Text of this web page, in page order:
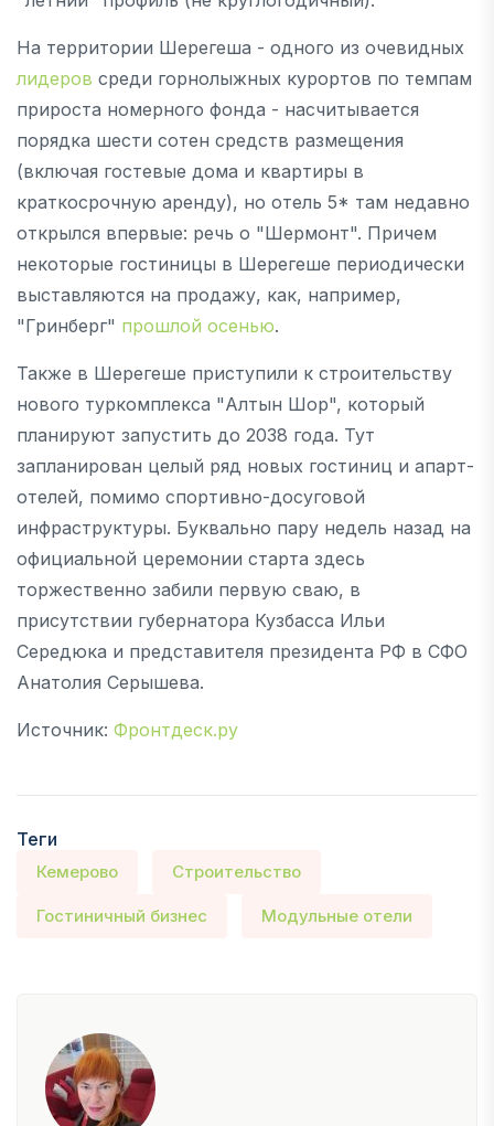
На территории Шерегеша - одного из очевидных
лидеров среди горнолыжных курортов по темпам
прироста номерного фонда - насчитывается
порядка шести сотен средств размещения
(включая гостевые дома и квартиры в
краткосрочную аренду), но отель 5* там недавно
открылся впервые: речь о "Шермонт". Причем
некоторые гостиницы в Шерегеше периодически
выставляются на продажу, как, например,
"Гринберг" прошлой осенью.
Также в Шерегеше приступили к строительству
нового туркомплекса "Алтын Шор", который
планируют запустить до 2038 года. Тут
запланирован целый ряд новых гостиниц и апарт-
отелей, помимо спортивно-досуговой
инфраструктуры. Буквально пару недель назад на
официальной церемонии старта здесь
торжественно забили первую сваю, в
присутствии губернатора Кузбасса Ильи
Середюка и представителя президента РФ в СФО
Анатолия Серышева.
Источник: Фронтдеск.ру
Теги
Кемерово Строительство
Гостиничный бизнес Модульные отели